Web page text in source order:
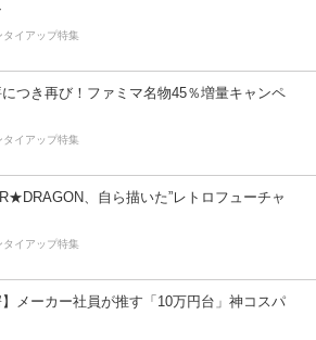
タイアップ特集
つき再び！ファミマ名物45％増量キャンペ
タイアップ特集
、自ら描いた”レトロフューチャ
タイアップ特集
】メーカー社員が推す「10万円台」神コスパ